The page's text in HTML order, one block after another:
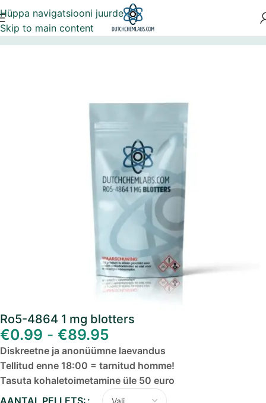
Hüppa navigatsiooni juurde
Skip to main content
Esileht 4-klorodiazepam
Ro5-4864 1 mg blotters
€0.99 - €89.95
Diskreetne ja anonüümne laevandus
Tellitud enne 18:00 = tarnitud homme!
Tasuta kohaletoimetamine üle 50 euro
AANTAL PELLETS: